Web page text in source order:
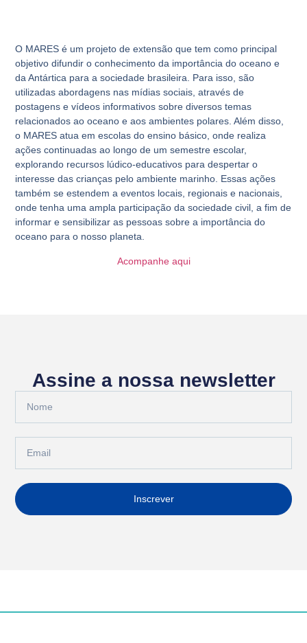
O MARES é um projeto de extensão que tem como principal
objetivo difundir o conhecimento da importância do oceano e
da Antártica para a sociedade brasileira. Para isso, são
utilizadas abordagens nas mídias sociais, através de
postagens e vídeos informativos sobre diversos temas
relacionados ao oceano e aos ambientes polares. Além disso,
o MARES atua em escolas do ensino básico, onde realiza
ações continuadas ao longo de um semestre escolar,
explorando recursos lúdico-educativos para despertar o
interesse das crianças pelo ambiente marinho. Essas ações
também se estendem a eventos locais, regionais e nacionais,
onde tenha uma ampla participação da sociedade civil, a fim de
informar e sensibilizar as pessoas sobre a importância do
oceano para o nosso planeta.
Acompanhe aqui
Assine a nossa newsletter
Inscrever